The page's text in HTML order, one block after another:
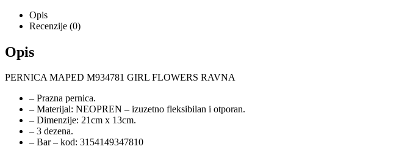
Opis
Recenzije (0)
Opis
PERNICA MAPED M934781 GIRL FLOWERS RAVNA
– Prazna pernica.
– Materijal: NEOPREN – izuzetno fleksibilan i otporan.
– Dimenzije: 21cm x 13cm.
– 3 dezena.
– Bar – kod: 3154149347810